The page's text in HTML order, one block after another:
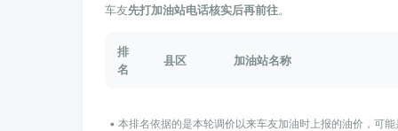
车友先打加油站电话核实后再前往。
排
名
县区 加油站名称
• 本排名依据的是本轮调价以来车友加油时上报的油价，可